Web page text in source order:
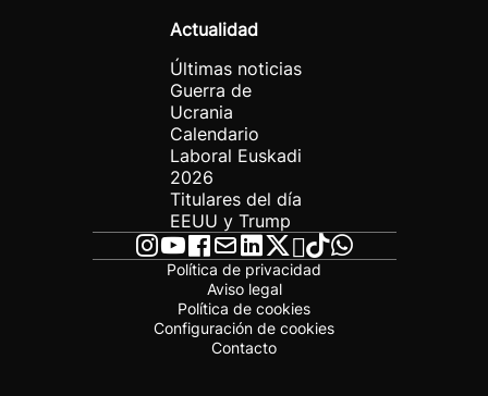
Actualidad
Últimas noticias
Guerra de
Ucrania
Calendario
Laboral Euskadi
2026
Titulares del día
EEUU y Trump
Política de privacidad
Aviso legal
Política de cookies
Configuración de cookies
Contacto